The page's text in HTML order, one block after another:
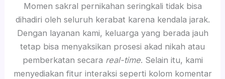
Momen sakral pernikahan seringkali tidak bisa
dihadiri oleh seluruh kerabat karena kendala jarak.
Dengan layanan kami, keluarga yang berada jauh
tetap bisa menyaksikan prosesi akad nikah atau
pemberkatan secara real-time. Selain itu, kami
menyediakan fitur interaksi seperti kolom komentar